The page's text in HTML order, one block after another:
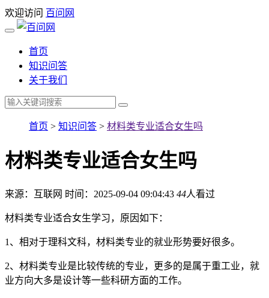
欢迎访问 百问网
首页
知识问答
关于我们
首页 > 知识问答 > 材料类专业适合女生吗
材料类专业适合女生吗
来源：互联网 时间：2025-09-04 09:04:43 44人看过
材料类专业适合女生学习，原因如下：
1、相对于理科文科，材料类专业的就业形势要好很多。
2、材料类专业是比较传统的专业，更多的是属于重工业，就
业方向大多是设计等一些科研方面的工作。